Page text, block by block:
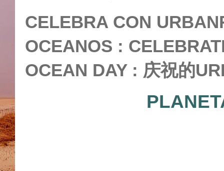
CELEBRA CON
OCEANOS :
OCEAN DAY : 庆祝的